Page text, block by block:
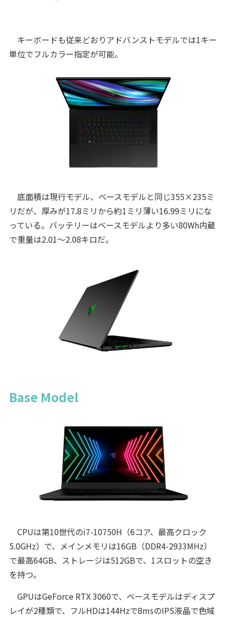
キーボードも従来どおりアドバンストモデルでは1キー
単位でフルカラー指定が可能。
底面積は現行モデル、ベースモデルと同じ355×235ミ
リだが、厚みが17.8ミリから約1ミリ薄い16.99ミリにな
っている。バッテリーはベースモデルより多い80Wh内蔵
で重量は2.01～2.08キロだ。
Base Model
CPUは第10世代のi7-10750H（6コア、最高クロック
5.0GHz）で、メインメモリは16GB（DDR4-2933MHz）
で最高64GB、ストレージは512GBで、1スロットの空き
を持つ。
GPUはGeForce RTX 3060で、ベースモデルはディスプ
レイが2種類で、フルHDは144Hzで8msのIPS液晶で色域